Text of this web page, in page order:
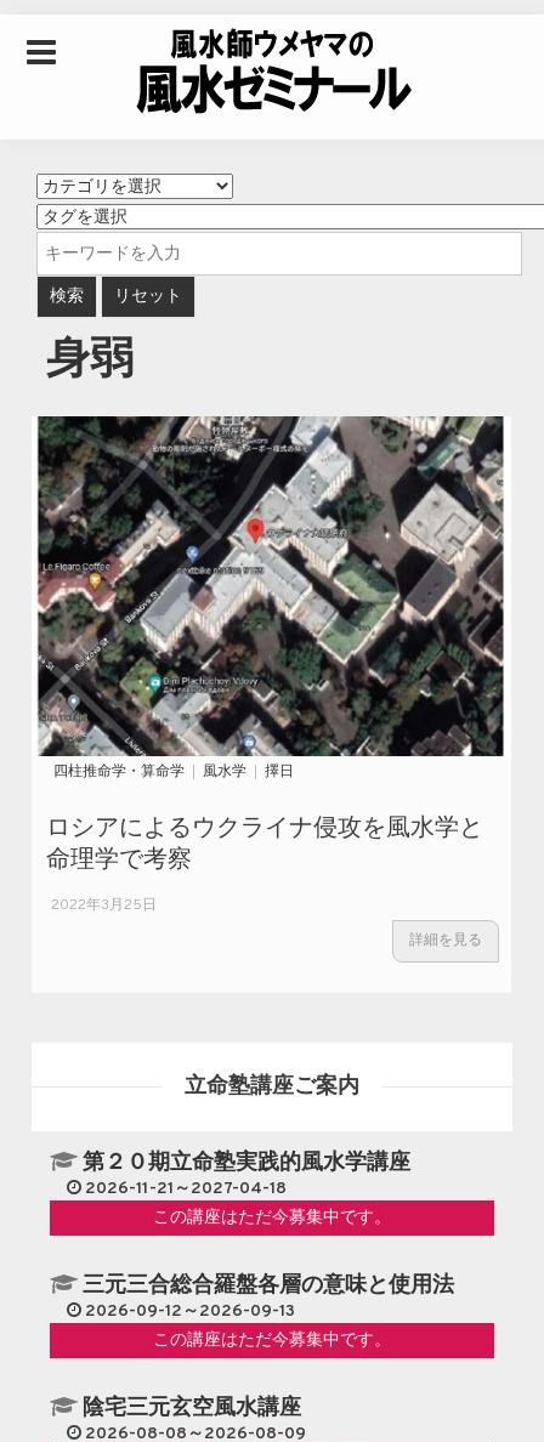
風水師ウメヤマの風
水ゼミナール｜風水
学・四柱推命学・易
学を合わせた立命講
座
身弱
四柱推命学・算命学 風水学 擇日
ロシアによるウクライナ侵攻を風水学と
命理学で考察
2022年3月25日
詳細を見る
立命塾講座ご案内
第２０期立命塾実践的風水学講座
2026-11-21～2027-04-18
この講座はただ今募集中です。
三元三合総合羅盤各層の意味と使用法
2026-09-12～2026-09-13
この講座はただ今募集中です。
陰宅三元玄空風水講座
2026-08-08～2026-08-09